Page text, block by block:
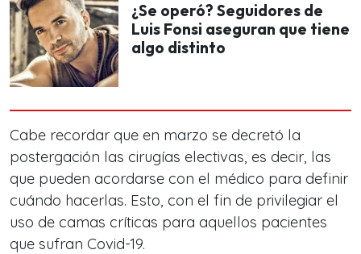
¿Se operó? Seguidores de
Luis Fonsi aseguran que tiene
algo distinto
Cabe recordar que en marzo se decretó la
postergación las cirugías electivas, es decir, las
que pueden acordarse con el médico para definir
cuándo hacerlas. Esto, con el fin de privilegiar el
uso de camas críticas para aquellos pacientes
que sufran Covid-19.